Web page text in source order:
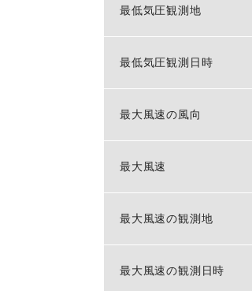
最低気圧観測地
最低気圧観測日時
最大風速の風向
最大風速
最大風速の観測地
最大風速の観測日時